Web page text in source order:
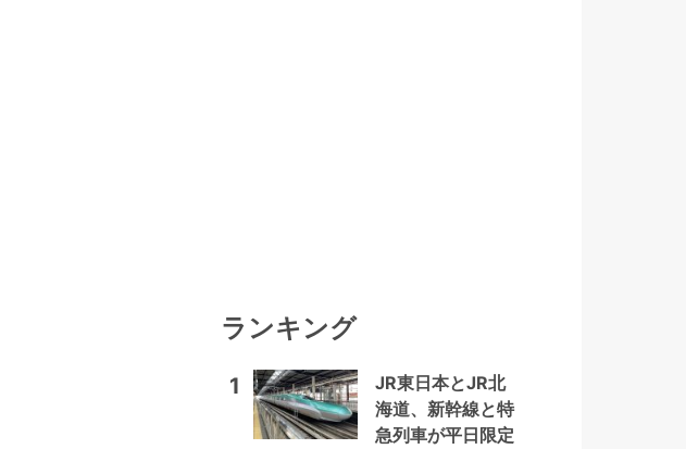
ランキング
1
JR東日本とJR北
海道、新幹線と特
急列車が平日限定